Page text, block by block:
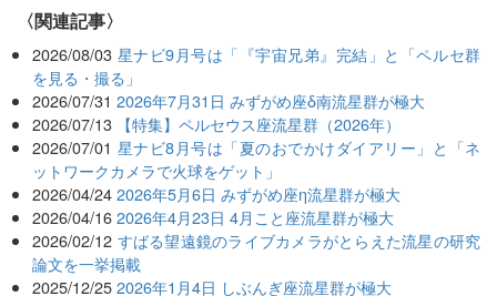
関連記事
2026/08/03 星ナビ9月号は「『宇宙兄弟』完結」と「ペルセ群
を見る・撮る」
2026/07/31 2026年7月31日 みずがめ座δ南流星群が極大
2026/07/13 【特集】ペルセウス座流星群（2026年）
2026/07/01 星ナビ8月号は「夏のおでかけダイアリー」と「ネ
ットワークカメラで火球をゲット」
2026/04/24 2026年5月6日 みずがめ座η流星群が極大
2026/04/16 2026年4月23日 4月こと座流星群が極大
2026/02/12 すばる望遠鏡のライブカメラがとらえた流星の研究
論文を一挙掲載
2025/12/25 2026年1月4日 しぶんぎ座流星群が極大